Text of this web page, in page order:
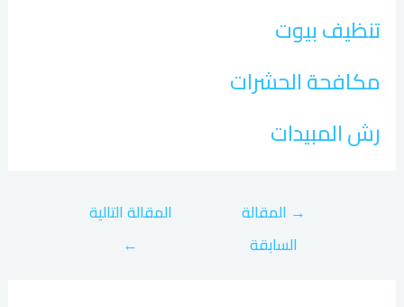
تنظيف بيوت
مكافحة الحشرات
رش المبيدات
→ المقالة
السابقة
المقالة التالية
←